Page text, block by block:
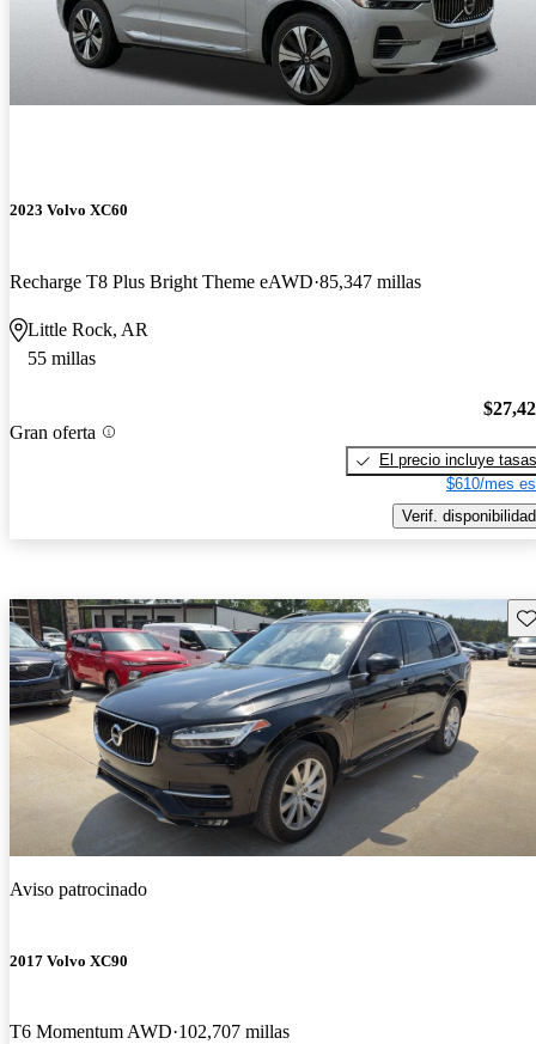
2023 Volvo XC60
Recharge T8 Plus Bright Theme eAWD 85,347 millas
Little Rock, AR
55 millas
Gran oferta
El precio incluye tasas
$610/mes
Verif. disponibilidad
Aviso patrocinado
2017 Volvo XC90
T6 Momentum AWD 102,707 millas